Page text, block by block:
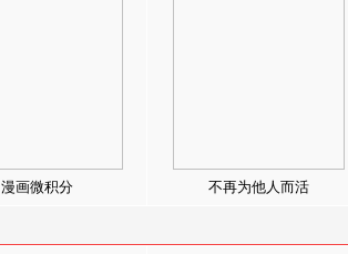
漫画微积分 不再为他人而活